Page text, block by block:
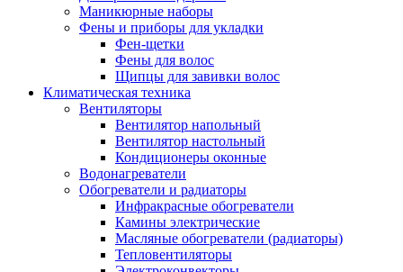
Маникюрные наборы
Фены и приборы для укладки
Фен-щетки
Фены для волос
Щипцы для завивки волос
Климатическая техника
Вентиляторы
Вентилятор напольный
Вентилятор настольный
Кондиционеры оконные
Водонагреватели
Обогреватели и радиаторы
Инфракрасные обогреватели
Камины электрические
Масляные обогреватели (радиаторы)
Тепловентиляторы